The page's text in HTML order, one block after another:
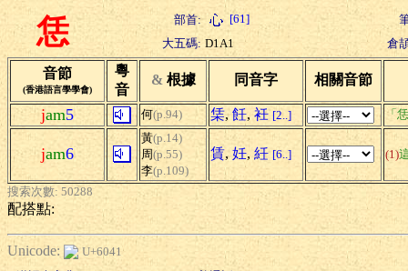
恁 部首: [61]
大五碼: D1A1 倉
音節
(香港語言學學會)
粵
音
& 根據 同音字 相關音節
jam5 何(p.94) 栠, 飪, 衽 [2..] 「
jam6
黃(p.14)
周(p.55)
李(p.109)
賃, 妊, 紝 [6..] (1)
搜索次數: 50288
配搭點:
Unicode:
U+6041